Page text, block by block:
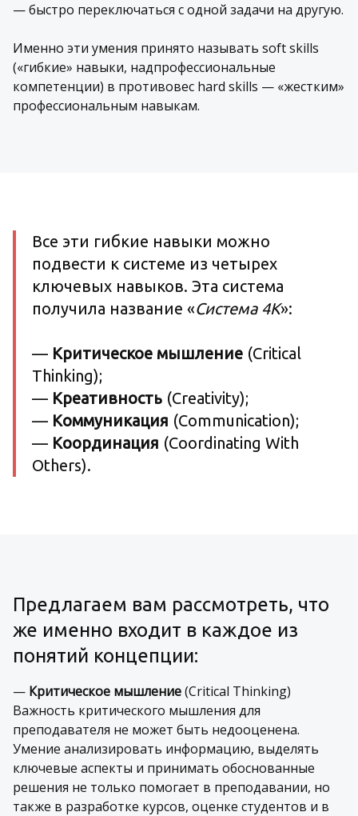
— быстро переключаться с одной задачи на другую.
Именно эти умения принято называть soft skills
(«гибкие» навыки, надпрофессиональные
компетенции) в противовес hard skills — «жестким»
профессиональным навыкам.
Все эти гибкие навыки можно
подвести к системе из четырех
ключевых навыков. Эта система
получила название «Система 4К»:
— Критическое мышление (Critical
Thinking);
— Креативность (Creativity);
— Коммуникация (Communication);
— Координация (Coordinating With
Others).
Предлагаем вам рассмотреть, что
же именно входит в каждое из
понятий концепции:
— Критическое мышление(Critical Thinking)
Важность критического мышления для
преподавателя не может быть недооценена.
Умение анализировать информацию, выделять
ключевые аспекты и принимать обоснованные
решения не только помогает в преподавании, но
также в разработке курсов, оценке студентов и в